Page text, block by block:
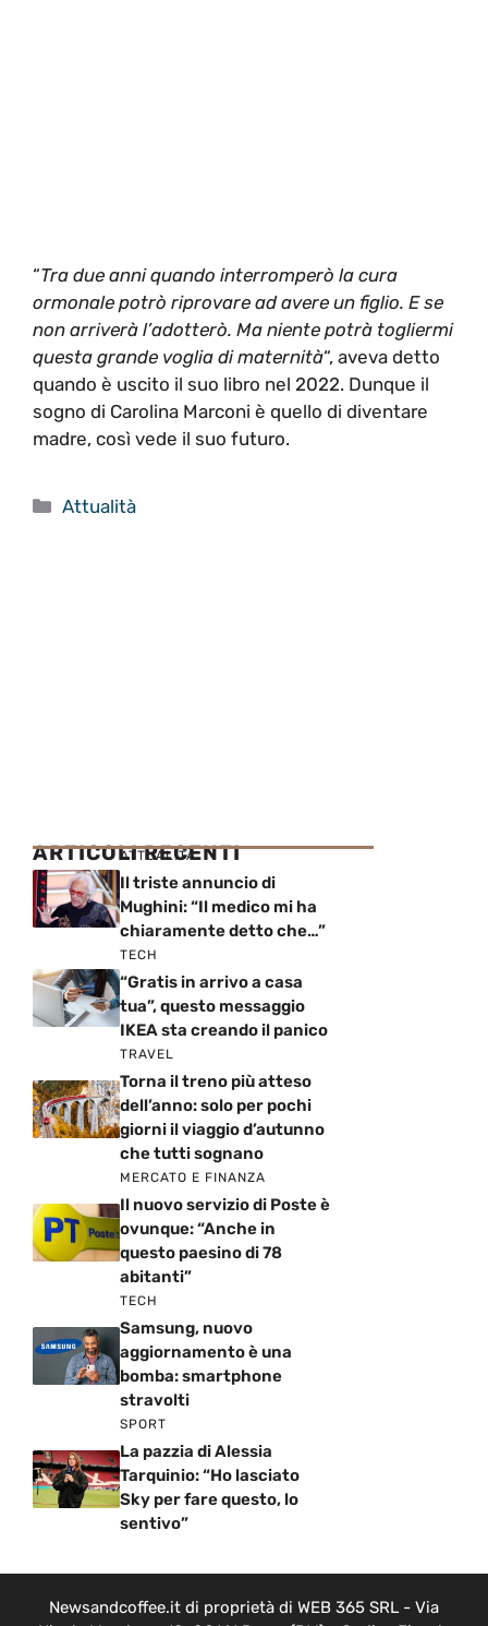
“Tra due anni quando interromperò la cura
ormonale potrò riprovare ad avere un figlio. E se
non arriverà l’adotterò. Ma niente potrà togliermi
questa grande voglia di maternità“, aveva detto
quando è uscito il suo libro nel 2022. Dunque il
sogno di Carolina Marconi è quello di diventare
madre, così vede il suo futuro.
Categorie
Attualità
ARTICOLI RECENTI
ATTUALITÀ
Il triste annuncio di
Mughini: “Il medico mi ha
chiaramente detto che…”
TECH
“Gratis in arrivo a casa
tua”, questo messaggio
IKEA sta creando il panico
TRAVEL
Torna il treno più atteso
dell’anno: solo per pochi
giorni il viaggio d’autunno
che tutti sognano
MERCATO E FINANZA
Il nuovo servizio di Poste è
ovunque: “Anche in
questo paesino di 78
abitanti”
TECH
Samsung, nuovo
aggiornamento è una
bomba: smartphone
stravolti
SPORT
La pazzia di Alessia
Tarquinio: “Ho lasciato
Sky per fare questo, lo
sentivo”
Newsandcoffee.it di proprietà di WEB 365 SRL - Via